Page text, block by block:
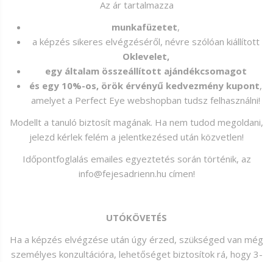
Az ár tartalmazza
munkafüzetet,
a képzés sikeres elvégzéséről, névre szólóan kiállított
Oklevelet,
egy általam összeállított ajándékcsomagot
és egy 10%-os, örök érvényű kedvezmény kupont,
amelyet a Perfect Eye webshopban tudsz felhasználni!
Modellt a tanuló biztosít magának. Ha nem tudod megoldani,
jelezd kérlek felém a jelentkezésed után közvetlen!
Időpontfoglalás emailes egyeztetés során történik, az
info@fejesadrienn.hu címen!
UTÓKÖVETÉS
Ha a képzés elvégzése után úgy érzed, szükséged van még
személyes konzultációra, lehetőséget biztosítok rá, hogy 3-